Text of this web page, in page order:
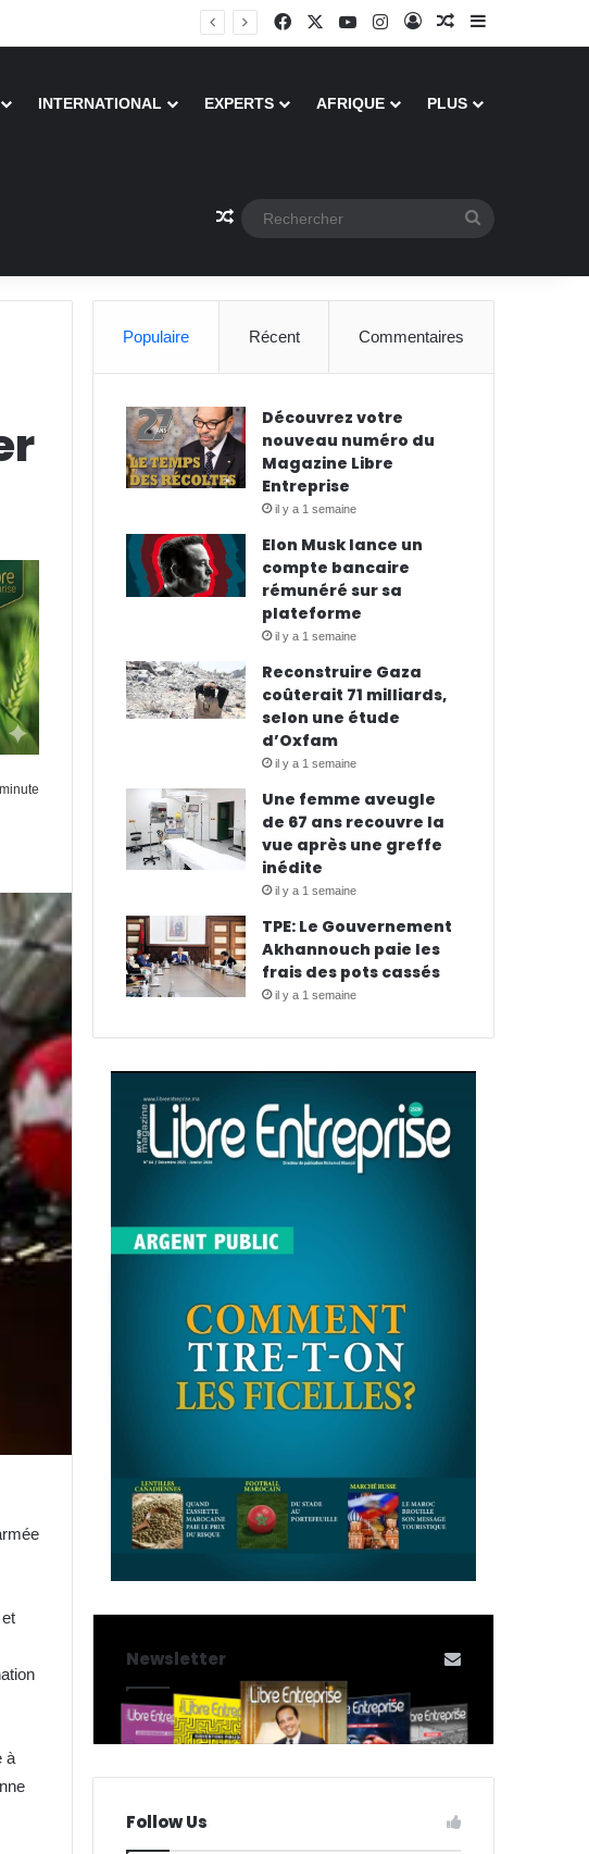
FacebookYouTubeInstagramConnexion
Article Aléatoire
Sidebar
INTERNATIONAL EXPERTS AFRIQUE PLUS
Article Aléatoire
à
Populaire Récent Commentaires
Découvrez votre
nouveau numéro du
Magazine Libre
Entreprise
il y a 1 semaine
Elon Musk lance un
compte bancaire
rémunéré sur sa
plateforme
il y a 1 semaine
Reconstruire Gaza
coûterait 71 milliards,
selon une étude
d’Oxfam
il y a 1 semaine
Une femme aveugle
de 67 ans recouvre la
vue après une greffe
inédite
il y a 1 semaine
TPE: Le Gouvernement
Akhannouch paie les
frais des pots cassés
il y a 1 semaine
Newsletter
Follow Us